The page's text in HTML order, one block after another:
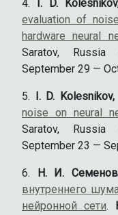
I. D.
evaluation of
hardware neural
Saratov,
September 29 —
I. D.
noise on neural
Saratov,
September 23 —
Н. И.
внутреннего
нейронной сети.